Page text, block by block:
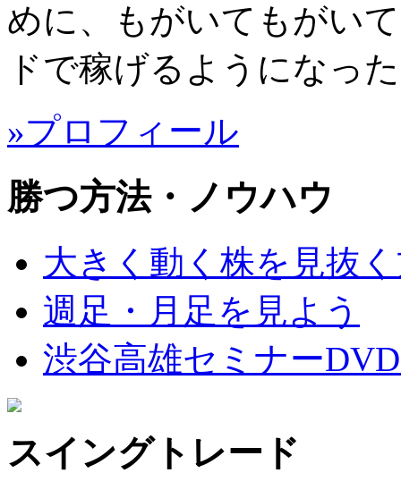
めに、もがいてもがい
ドで稼げるようになっ
»プロフィール
勝つ方法・ノウハウ
大きく動く株を見抜
週足・月足を見よう
渋谷高雄セミナー
スイングトレード